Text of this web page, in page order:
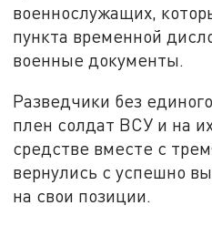
военнослужащих,
пункта временной
военные документы.
Разведчики без
плен солдат ВСУ и на
средстве вместе с
вернулись с успешно
на свои позиции.